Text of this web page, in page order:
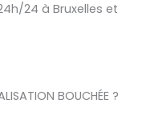
24 à Bruxelles et
BOUCHÉE ?